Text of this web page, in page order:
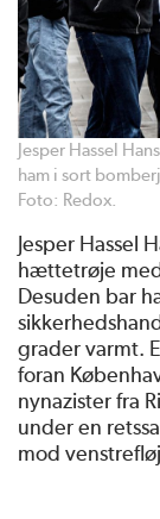
Jesper Hassel
ham i sort
Foto: Redox.
Jesper Hassel
hættetrøje med
Desuden bar
grader varmt.
foran
nynazister fra
under en
mod